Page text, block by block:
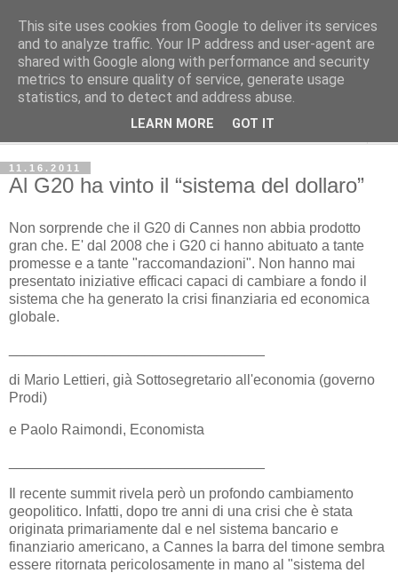
Avvenire dei Lavoratori
ECONOMIA
11.16.2011
Al G20 ha vinto il “sistema del dollaro”
Non sorprende che il G20 di Cannes non abbia prodotto
gran che. E' dal 2008 che i G20 ci hanno abituato a tante
promesse e a tante "raccomandazioni". Non hanno mai
presentato iniziative efficaci capaci di cambiare a fondo il
sistema che ha generato la crisi finanziaria ed economica
globale.
di Mario Lettieri, già Sottosegretario all'economia (governo
Prodi)
e Paolo Raimondi, Economista
Il recente summit rivela però un profondo cambiamento
geopolitico. Infatti, dopo tre anni di una crisi che è stata
originata primariamente dal e nel sistema bancario e
finanziario americano, a Cannes la barra del timone sembra
essere ritornata pericolosamente in mano al "sistema del
This site uses cookies from Google to deliver its services
and to analyze traffic. Your IP address and user-agent are
shared with Google along with performance and security
metrics to ensure quality of service, generate usage
statistics, and to detect and address abuse.
LEARN MORE GOT IT